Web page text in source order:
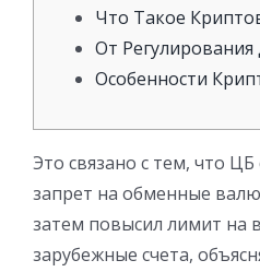
Что Такое
От
Особенности
Это связано с тем, что ЦБ
запрет на обменные
затем повысил лимит на
зарубежные счета,